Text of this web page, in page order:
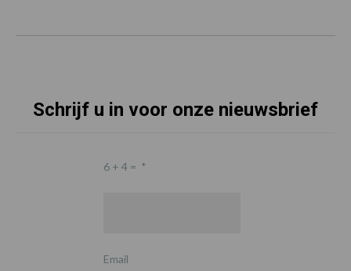
Schrijf u in voor onze nieuwsbrief
6 + 4 = *
Email